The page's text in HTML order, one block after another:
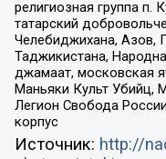
религиозная группа п.
татарский
Челебиджихана, Азов,
Таджикистана,
джамаат, московская
Маньяки Культ Убийц,
Легион Свобода
корпус
Источник: http://